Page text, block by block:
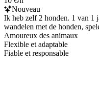
Nouveau
Ik heb zelf 2 honden. 1 van 1
wandelen met de honden,
Amoureux des animaux
Flexible et adaptable
Fiable et responsable